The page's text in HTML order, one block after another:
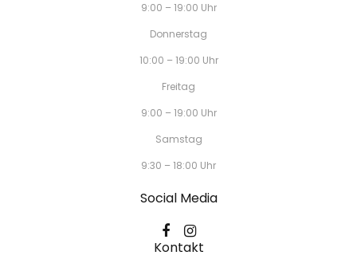
9:00 – 19:00 Uhr
Donnerstag
10:00 – 19:00 Uhr
Freitag
9:00 – 19:00 Uhr
Samstag
9:30 – 18:00 Uhr
Social Media
Kontakt